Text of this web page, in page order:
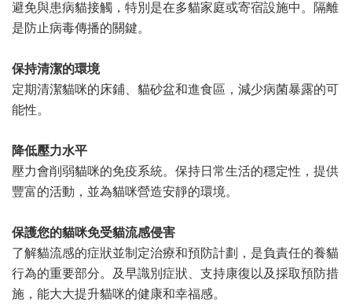
避免與患病貓接觸，特別是在多貓家庭或寄宿設施中。隔離
是防止病毒傳播的關鍵。
保持清潔的環境
定期清潔貓咪的床鋪、貓砂盆和進食區，減少病菌暴露的可
能性。
降低壓力水平
壓力會削弱貓咪的免疫系統。保持日常生活的穩定性，提供
豐富的活動，並為貓咪營造安靜的環境。
保護您的貓咪免受貓流感侵害
了解貓流感的症狀並制定治療和預防計劃，是負責任的養貓
行為的重要部分。及早識別症狀、支持康復以及採取預防措
施，能大大提升貓咪的健康和幸福感。